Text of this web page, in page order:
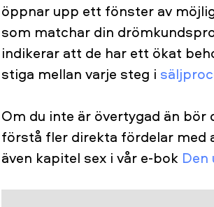
öppnar upp ett fönster av
som matchar din
indikerar att de har ett ökat
stiga mellan varje steg i
Om du inte är övertygad än
förstå fler direkta fördelar med
även kapitel sex i vår e-bok